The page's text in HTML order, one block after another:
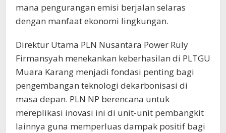
mana pengurangan emisi berjalan selaras
dengan manfaat ekonomi lingkungan.
Direktur Utama PLN Nusantara Power Ruly
Firmansyah menekankan keberhasilan di PLTGU
Muara Karang menjadi fondasi penting bagi
pengembangan teknologi dekarbonisasi di
masa depan. PLN NP berencana untuk
mereplikasi inovasi ini di unit-unit pembangkit
lainnya guna memperluas dampak positif bagi